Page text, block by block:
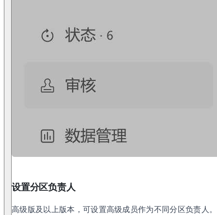
设置分区负责人
高级版及以上版本，可设置高级成员作为不同分区负责人。